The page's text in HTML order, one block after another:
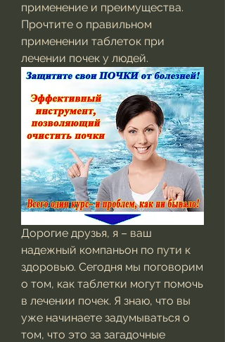
применение и преимущества.
Прочтите о правильном
применении таблеток при
лечении почек у людей.
Дорогие друзья, я – ваш
надежный компаньон по пути к
здоровью. Сегодня мы поговорим
о том, как таблетки могут помочь
в лечении почек. Я знаю, что вы
уже начинаете задумываться о
том, что это за загадочные